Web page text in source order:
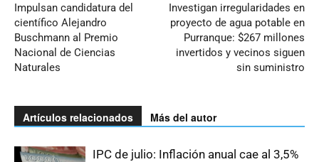
Impulsan candidatura del
científico Alejandro
Buschmann al Premio
Nacional de Ciencias
Naturales
Investigan irregularidades en
proyecto de agua potable en
Purranque: $267 millones
invertidos y vecinos siguen
sin suministro
Artículos relacionados Más del autor
IPC de julio: Inflación anual cae al 3,5%